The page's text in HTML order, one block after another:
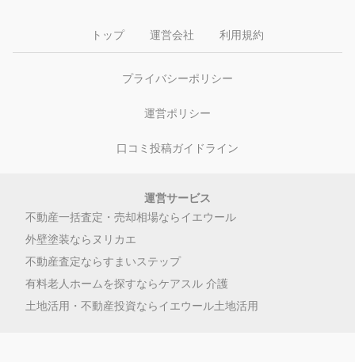
トップ 運営会社 利用規約
プライバシーポリシー
運営ポリシー
口コミ投稿ガイドライン
運営サービス
不動産一括査定・売却相場ならイエウール
外壁塗装ならヌリカエ
不動産査定ならすまいステップ
有料老人ホームを探すならケアスル 介護
土地活用・不動産投資ならイエウール土地活用